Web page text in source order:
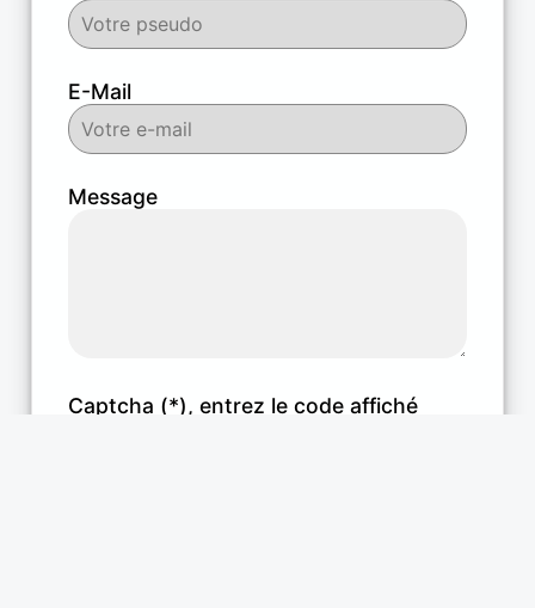
E-Mail
Message
Captcha (*), entrez le code affiché